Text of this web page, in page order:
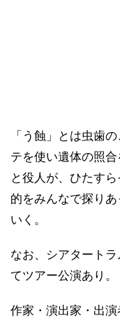
「う蝕」とは虫歯
テを使い遺体の照
と役人が、ひたす
的をみんなで探り
いく。
なお、シアタート
てツアー公演あり。
作家・演出家・出演